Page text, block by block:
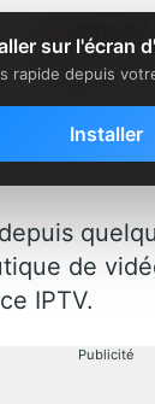
à la page…
de
IPTV.
Publicité
sur l'écran
rapide depuis
Installer